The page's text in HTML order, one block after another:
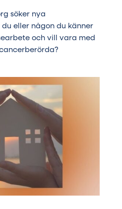
söker nya
eller någon du känner
och vill vara med